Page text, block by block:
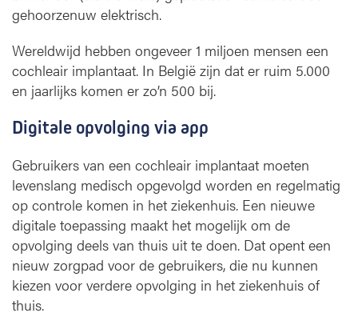
d
gehoorzenuw elektrisch.
Wereldwijd hebben ongeveer 1 miljoen mensen een
cochleair implantaat. In België zijn dat er ruim 5.000
en jaarlijks komen er zo’n 500 bij.
Digitale opvolging via app
Gebruikers van een cochleair implantaat moeten
levenslang medisch opgevolgd worden en regelmatig
op controle komen in het ziekenhuis. Een nieuwe
digitale toepassing maakt het mogelijk om de
opvolging deels van thuis uit te doen. Dat opent een
nieuw zorgpad voor de gebruikers, die nu kunnen
kiezen voor verdere opvolging in het ziekenhuis of
thuis.